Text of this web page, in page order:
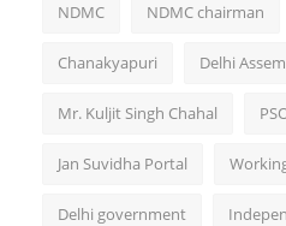
NDMC NDMC chairman
Chanakyapuri Delhi
Mr. Kuljit Singh Chahal
Jan Suvidha Portal
Delhi government